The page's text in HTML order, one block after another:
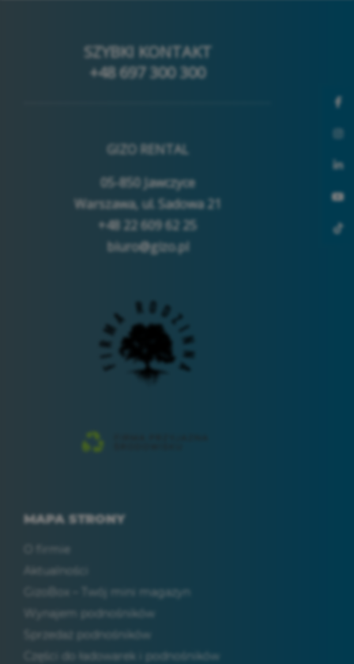
SZYBKI KONTAKT
+48 697 300 300
GIZO RENTAL
05-850 Jawczyce
Warszawa, ul. Sadowa 21
+48 22 609 62 25
biuro@gizo.pl
MAPA STRONY
O firmie
Aktualności
GizoBox – Twój mini magazyn
Wynajem podnośników
Sprzedaż podnośników
Części do ładowarek i podnośników